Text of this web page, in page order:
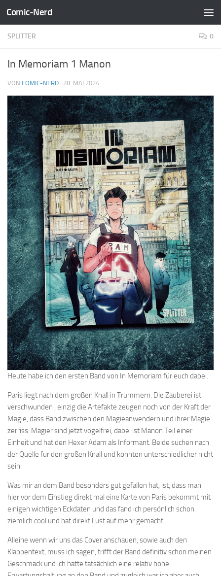
Zum Inhalt springen
Comic-Nerd
SPLITTER 0
In Memoriam 1 Manon
VON COMIC-NERD · 28. MAI 2024
Heute habe ich den ersten Band von In Memoriam für euch dabei.
Paris liegt nach dem großen Knall in Trümmern. Die Zauberei ist
verschwunden , einzig die Artefakte zeugen noch von der Kraft der
Magie, dass Band zwischen den Magieanwendern und ihrer Magie
zerriss. Magier sind jetzt vogelfrei, dabei ist Manon Teil einer
Einheit und hat den Hexer Adam als Informant. Beide suchen nach
der Quelle für den großen Knall und könnten unterschiedlicher nicht
sein.
Was mir an dem Band besonders gut gefallen hat, ist, dass man
hier vor dem Einstieg direkt mal eine Karte von Paris bekommt mit
einigen wichtigen Eckdaten und das fand ich persönlich schon
ziemlich cool und hat direkt Lust auf mehr gemacht.
Alleine wenn wir uns das Cover anschauen, sowie auch den
Klappentext, muss ich sagen, trifft der Band definitiv schon meinen
Geschmack und ich hatte tatsächlich eine relativ hohe